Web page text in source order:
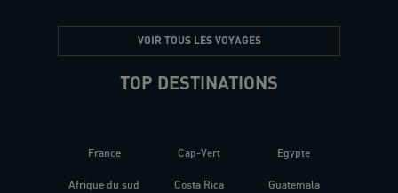
VOIR TOUS LES VOYAGES
TOP DESTINATIONS
France
Afrique du sud
Cap-Vert
Costa Rica
Egypte
Guatemala